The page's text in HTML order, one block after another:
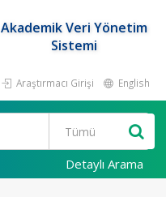
Akademik Veri Yönetim
Sistemi
Araştırmacı Girişi English
Detaylı Arama